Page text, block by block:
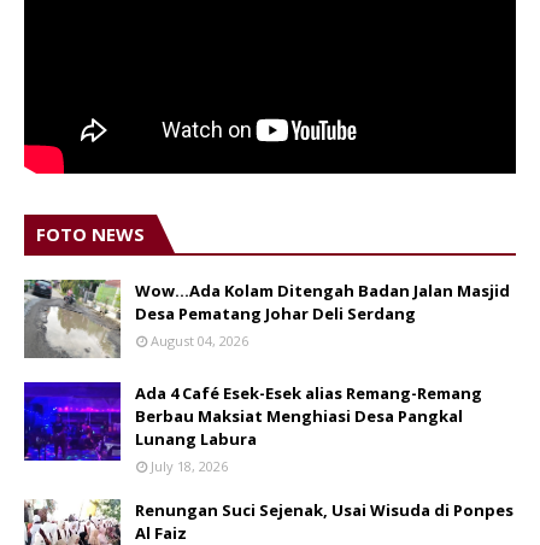
FOTO NEWS
Wow...Ada Kolam Ditengah Badan Jalan Masjid
Desa Pematang Johar Deli Serdang
August 04, 2026
Ada 4 Café Esek-Esek alias Remang-Remang
Berbau Maksiat Menghiasi Desa Pangkal
Lunang Labura
July 18, 2026
Renungan Suci Sejenak, Usai Wisuda di Ponpes
Al Faiz